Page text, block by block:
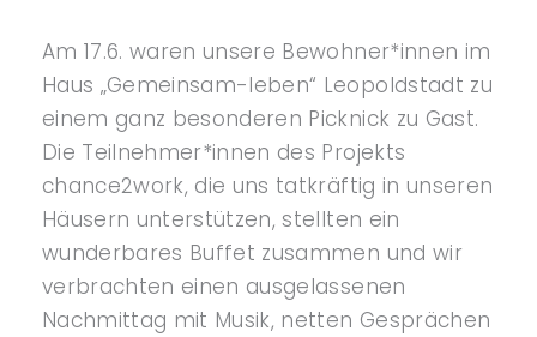
Am 17.6. waren unsere Bewohner*innen im
Haus „Gemeinsam-leben“ Leopoldstadt zu
einem ganz besonderen Picknick zu Gast.
Die Teilnehmer*innen des Projekts
chance2work, die uns tatkräftig in unseren
Häusern unterstützen, stellten ein
wunderbares Buffet zusammen und wir
verbrachten einen ausgelassenen
Nachmittag mit Musik, netten Gesprächen